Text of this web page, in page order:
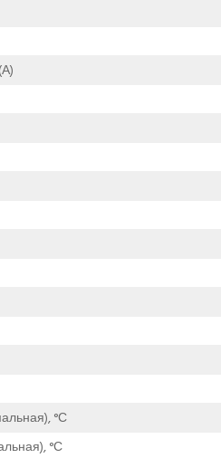
°С
°С